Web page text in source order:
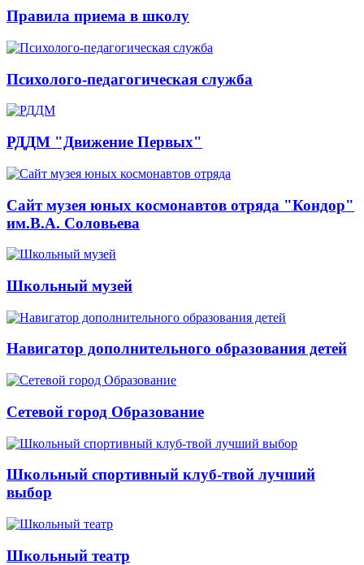
Правила приема в школу
Психолого-педагогическая служба
РДДМ "Движение Первых"
Сайт музея юных космонавтов отряда "Кондор"
им.В.А. Соловьева
Школьный музей
Навигатор дополнительного образования детей
Сетевой город Образование
Школьный спортивный клуб-твой лучший
выбор
Школьный театр